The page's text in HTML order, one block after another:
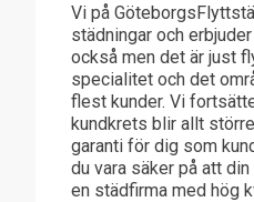
Vi på
städningar och
också men det är just
specialitet och det
flest kunder. Vi
kundkrets blir allt
garanti för dig som
du vara säker på att
en städfirma med hög